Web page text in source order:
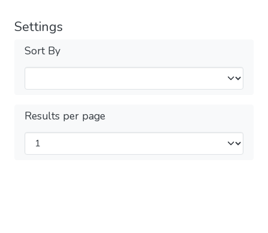
Settings
Sort By
Results per page